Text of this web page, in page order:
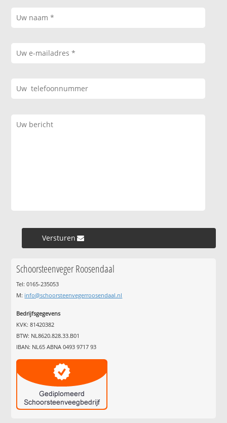
Versturen »
Schoorsteenveger Roosendaal
Tel: 0165-235053
M: info@schoorsteenvegerroosendaal.nl
Bedrijfsgegevens
KVK: 81420382
BTW: NL8620.828.33.B01
IBAN: NL65 ABNA 0493 9717 93